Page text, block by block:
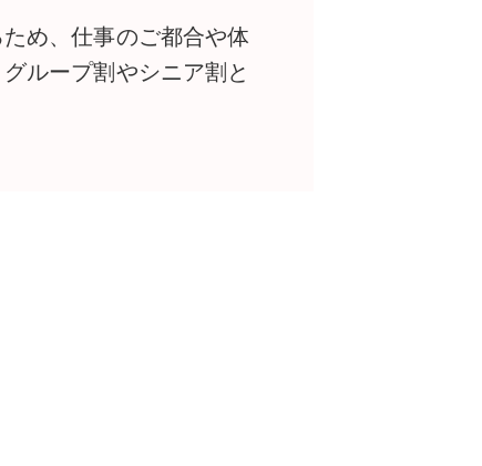
め、仕事のご都合や体
ループ割やシニア割と